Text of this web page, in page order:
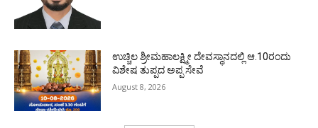
ಉಚ್ಚಿಲ ಶ್ರೀಮಹಾಲಕ್ಷ್ಮೀ ದೇವಸ್ಥಾನದಲ್ಲಿ ಆ.10ರಂದು
ವಿಶೇಷ ತುಪ್ಪದ ಅಪ್ಪ ಸೇವೆ
August 8, 2026